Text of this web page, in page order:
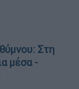
Στη
μέσα -